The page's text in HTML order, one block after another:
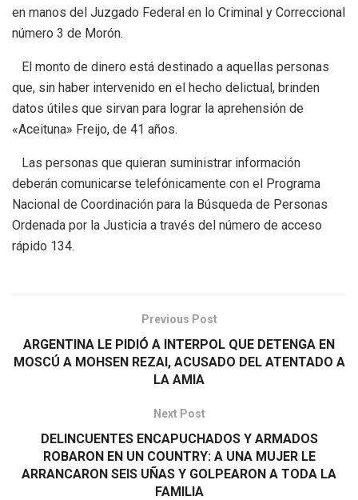
en manos del Juzgado Federal en lo Criminal y Correccional
número 3 de Morón.
El monto de dinero está destinado a aquellas personas
que, sin haber intervenido en el hecho delictual, brinden
datos útiles que sirvan para lograr la aprehensión de
«Aceituna» Freijo, de 41 años.
Las personas que quieran suministrar información
deberán comunicarse telefónicamente con el Programa
Nacional de Coordinación para la Búsqueda de Personas
Ordenada por la Justicia a través del número de acceso
rápido 134.
Previous Post
ARGENTINA LE PIDIÓ A INTERPOL QUE DETENGA EN
MOSCÚ A MOHSEN REZAI, ACUSADO DEL ATENTADO A
LA AMIA
Next Post
DELINCUENTES ENCAPUCHADOS Y ARMADOS
ROBARON EN UN COUNTRY: A UNA MUJER LE
ARRANCARON SEIS UÑAS Y GOLPEARON A TODA LA
FAMILIA